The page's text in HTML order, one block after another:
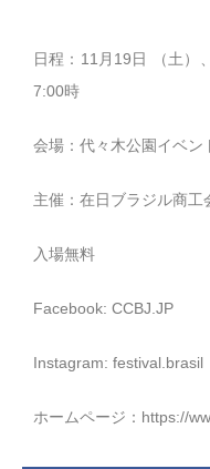
日程：11月19日 （土
7:00時
会場：代々木公園イベン
主催：在日ブラジル商工
入場無料
Facebook: CCBJ.JP
Instagram: festival.brasil
ホームページ： https://